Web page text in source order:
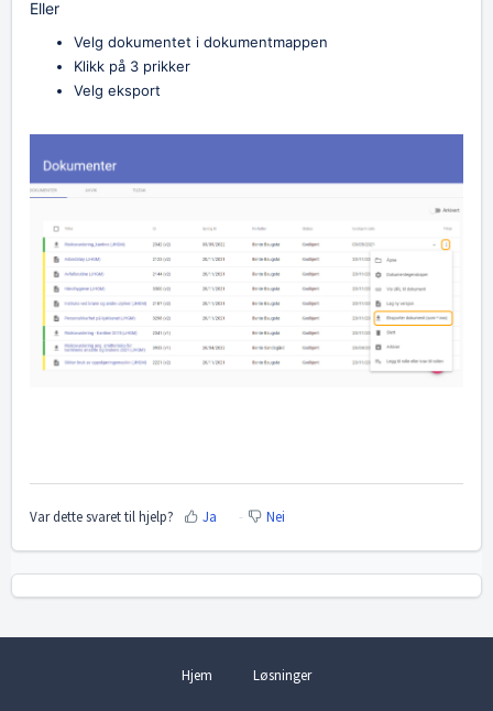
Eller
Velg dokumentet i dokumentmappen
Klikk på 3 prikker
Velg eksport
Var dette svaret til hjelp? Ja Nei
Hjem Løsninger